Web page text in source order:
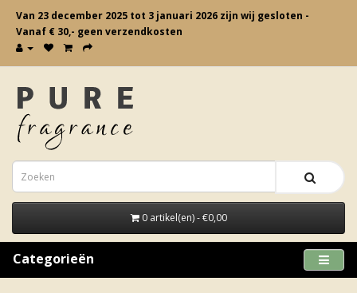
Van 23 december 2025 tot 3 januari 2026 zijn wij gesloten -
Vanaf € 30,- geen verzendkosten
0 artikel(en) - €0,00
Categorieën